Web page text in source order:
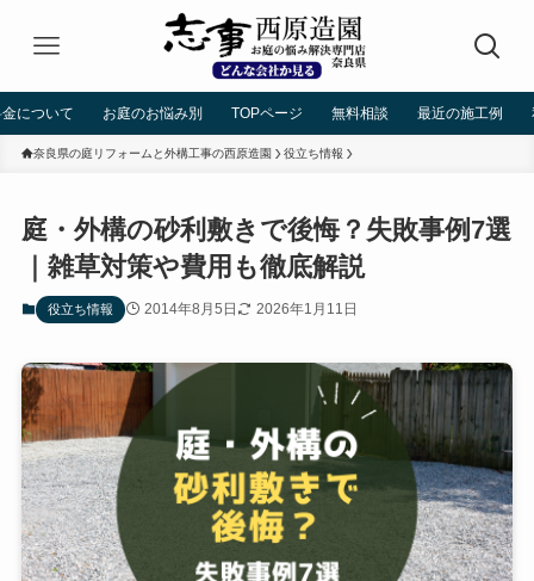
について お庭のお悩み別 TOPページ 無料相談 最近の施工例
奈良県の庭リフォームと外構工事の西原造園 役立ち情報
庭・外構の砂利敷きで後悔？失敗事例7選
｜雑草対策や費用も徹底解説
役立ち情報 2014年8月5日 2026年1月11日